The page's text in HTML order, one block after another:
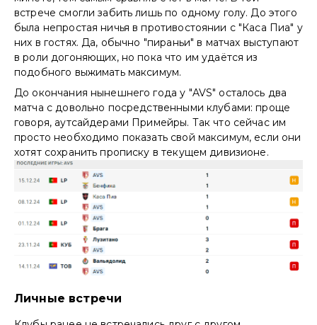
встрече смогли забить лишь по одному голу. До этого
была непростая ничья в противостоянии с "Каса Пиа" у
них в гостях. Да, обычно "пираньи" в матчах выступают
в роли догоняющих, но пока что им удаётся из
подобного выжимать максимум.
До окончания нынешнего года у "AVS" осталось два
матча с довольно посредственными клубами: проще
говоря, аутсайдерами Примейры. Так что сейчас им
просто необходимо показать свой максимум, если они
хотят сохранить прописку в текущем дивизионе.
Личные встречи